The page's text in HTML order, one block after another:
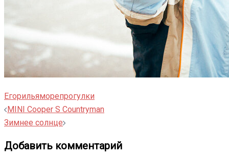
Егорильяморепрогулки
Навигация
записи
MINI Cooper S Countryman
Зимнее солнце
Добавить комментарий